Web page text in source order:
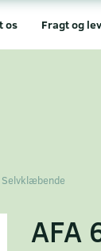
Fragt og
os
AFA